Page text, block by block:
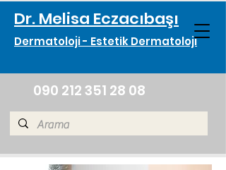
Dr. Melisa Eczacıbaşı
Dermatoloji - Estetik Dermatoloji
090 212 351 28 08